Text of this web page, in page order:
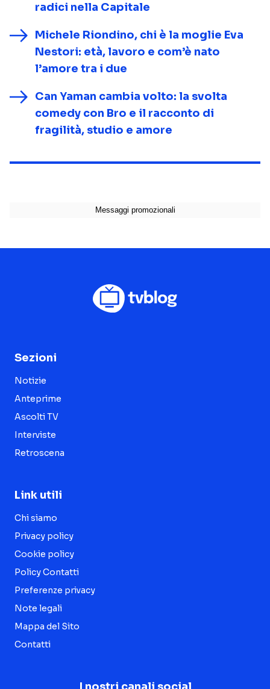
radici nella Capitale
Michele Riondino, chi è la moglie Eva
Nestori: età, lavoro e com’è nato
l’amore tra i due
Can Yaman cambia volto: la svolta
comedy con Bro e il racconto di
fragilità, studio e amore
Sezioni
Notizie
Anteprime
Ascolti TV
Interviste
Retroscena
Link utili
Chi siamo
Privacy policy
Cookie policy
Policy Contatti
Preferenze privacy
Note legali
Mappa del Sito
Contatti